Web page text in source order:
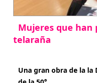
Mujeres que han
telaraña
Una gran obra de la la